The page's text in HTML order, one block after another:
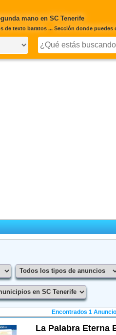
mano en SC Tenerife
de texto baratos ... Sección donde
Encontrados 1
La Palabra Eterna